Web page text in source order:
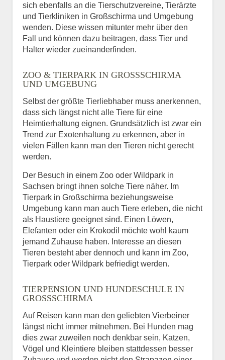
sich ebenfalls an die Tierschutzvereine, Tierärzte
und Tierkliniken in Großschirma und Umgebung
wenden. Diese wissen mitunter mehr über den
Fall und können dazu beitragen, dass Tier und
Halter wieder zueinanderfinden.
ZOO & TIERPARK IN GROSSSCHIRMA U
ND UMGEBUNG
Selbst der größte Tierliebhaber muss anerkennen,
dass sich längst nicht alle Tiere für eine
Heimtierhaltung eignen. Grundsätzlich ist zwar ein
Trend zur Exotenhaltung zu erkennen, aber in
vielen Fällen kann man den Tieren nicht gerecht
werden.
Der Besuch in einem Zoo oder Wildpark in
Sachsen bringt ihnen solche Tiere näher. Im
Tierpark in Großschirma beziehungsweise
Umgebung kann man auch Tiere erleben, die nicht
als Haustiere geeignet sind. Einen Löwen,
Elefanten oder ein Krokodil möchte wohl kaum
jemand Zuhause haben. Interesse an diesen
Tieren besteht aber dennoch und kann im Zoo,
Tierpark oder Wildpark befriedigt werden.
TIERPENSION UND HUNDESCHULE IN
GROSSSCHIRMA
Auf Reisen kann man den geliebten Vierbeiner
längst nicht immer mitnehmen. Bei Hunden mag
dies zwar zuweilen noch denkbar sein, Katzen,
Vögel und Kleintiere bleiben stattdessen besser